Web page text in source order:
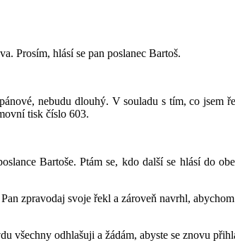
Prosím, hlásí se pan poslanec Bartoš.
nebudu dlouhý. V souladu s tím, co
tisk číslo 603.
Bartoše. Ptám se, kdo další se hlásí do
zpravodaj svoje řekl a zároveň navrhl,
všechny odhlašuji a žádám, abyste se znovu